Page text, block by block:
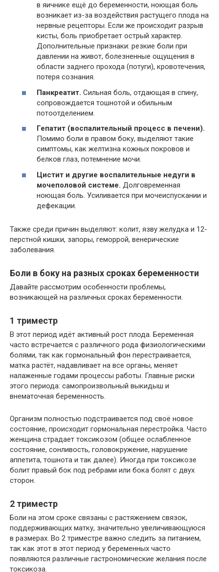
в яичнике ещё до беременности, ноющая боль
возникает из-за воздействия растущего плода на
нервные рецепторы. Если же происходит разрыв
кисты, боль приобретает острый характер.
Дополнительные признаки: резкие боли при
давлении на живот, болезненные ощущения в
области заднего прохода (потуги), кровотечения,
потеря сознания.
Панкреатит. Сильная боль, отдающая в спину,
сопровождается тошнотой и обильным
потоотделением.
Гепатит (воспалительный процесс в печени).
Помимо боли в правом боку, выделяют такие
симптомы, как желтизна кожных покровов и
белков глаз, потемнение мочи.
Цистит и другие воспалительные недуги в
мочеполовой системе. Долговременная
ноющая боль. Усиливается при мочеиспускании и
дефекации.
Также среди причин выделяют: колит, язву желудка и 12-
перстной кишки, запоры, геморрой, венерические
заболевания.
Боли в боку на разных сроках беременности
Давайте рассмотрим особенности проблемы,
возникающей на различных сроках беременности.
1 триместр
В этот период идёт активный рост плода. Беременная
часто встречается с различного рода физиологическими
болями, так как гормональный фон перестраивается,
матка растёт, надавливает на все органы, меняет
налаженные годами процессы работы. Главные риски
этого периода: самопроизвольный выкидыш и
внематочная беременность.
Организм полностью подстраивается под своё новое
состояние, происходит гормональная перестройка. Часто
женщина страдает токсикозом (общее ослабленное
состояние, сонливость, головокружение, нарушение
аппетита, тошнота и так далее). Иногда при токсикозе
болит правый бок под ребрами или бока болят с двух
сторон.
2 триместр
Боли на этом сроке связаны с растяжением связок,
поддерживающих матку, значительно увеличивающуюся
в размерах. Во 2 триместре важно следить за питанием,
так как этот в этот период у беременных часто
появляются различные гастрономические желания после
токсикоза.